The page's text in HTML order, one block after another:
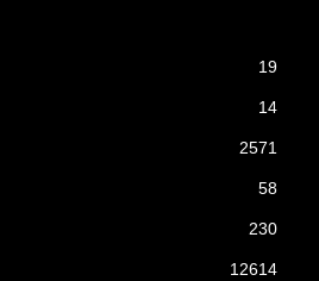
19
14
2571
58
230
12614